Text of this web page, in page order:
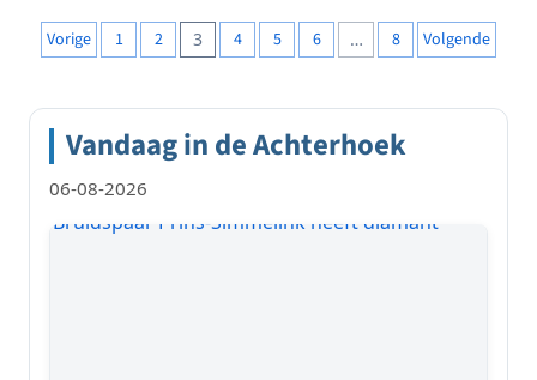
Berichten
Vorige 1 2 3 4 5 6 … 8 Volgende
Vandaag in de Achterhoek
06-08-2026